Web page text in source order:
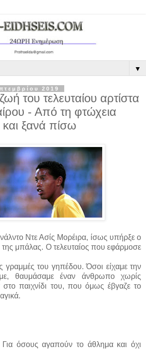
▼
2019
του τελευταίου αρτίστα
- Από τη φτώχεια
ξανά πίσω
Ντε Ασίς Μορέιρα, ίσως υπήρξε ο
της μπάλας. Ο τελευταίος που εφάρμοσε
γραμμές του γηπέδου. Όσοι είχαμε την
θαυμάσαμε έναν άνθρωπο χωρίς
στο παιχνίδι του, που όμως έβγαζε το
όσους αγαπούν το άθλημα και όχι